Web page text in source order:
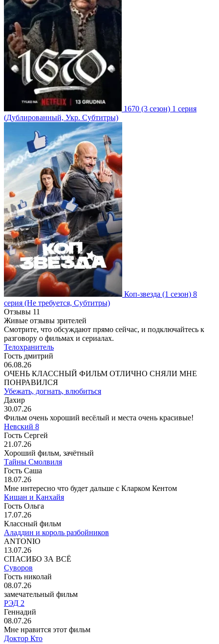
1670 (3 сезон) 1 серия
(Дублированный, Укр. Субтитры)
Коп-звезда (1 сезон) 8
серия (Не требуется, Субтитры)
Отзывы 11
Живые отзывы зрителей
Смотрите, что обсуждают прямо сейчас, и подключайтесь к
разговору о фильмах и сериалах.
Телохранитель
Гость дмитрий
06.08.26
ОЧЕНЬ КЛАССНЫЙ ФИЛЬМ ОТЛИЧНО СНЯЛИ МНЕ
ПОНРАВИЛСЯ
Убежать, догнать, влюбиться
Дахир
30.07.26
Фильм очень хороший весёлый и места очень красивые!
Невский 8
Гость Сергей
21.07.26
Хороший фильм, зачётный
Тайны Смолвиля
Гость Саша
18.07.26
Мне интересно что будет дальше с Кларком Кентом
Кишан и Канхайя
Гость Ольга
17.07.26
Классный фильм
Аладдин и король разбойников
ANTONIO
13.07.26
СПАСИБО ЗА ВСЁ
Суворов
Гость николай
08.07.26
замечательный фильм
РЭД 2
Геннадий
08.07.26
Мне нравится этот фильм
Доктор Кто